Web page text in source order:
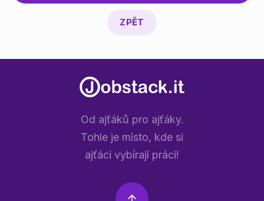
ZPĚT
Od ajťáků pro ajťáky.
Tohle je místo, kde si
ajťáci vybírají práci!